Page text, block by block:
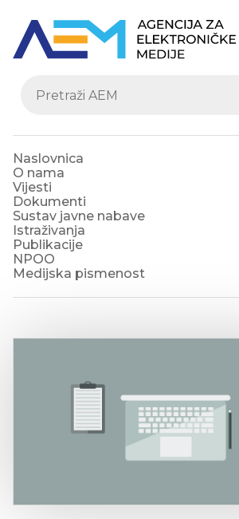
Naslovnica
O nama
Vijesti
Dokumenti
Sustav javne nabave
Istraživanja
Publikacije
NPOO
Medijska pismenost